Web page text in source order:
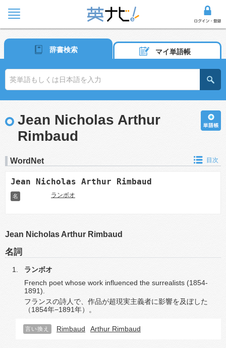
辞書検索 マイ単語帳
Jean Nicholas Arthur
Rimbaud
WordNet 目次
Jean Nicholas Arthur Rimbaud
名 ランボオ
Jean Nicholas Arthur Rimbaud
名詞
ランボオ
French poet whose work influenced the surrealists (1854-
1891).
フランスの詩人で、作品が超現実主義者に影響を及ぼした
（1854年−1891年）。
言い換え Rimbaud Arthur Rimbaud